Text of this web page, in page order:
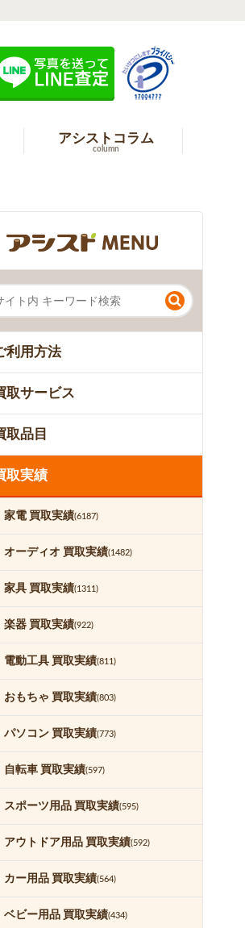
アシストコラム
column
利用方法
取サービス
取品目
取実績
家電 買取実績(6187)
オーディオ 買取実績(1482)
家具 買取実績(1311)
楽器 買取実績(922)
電動工具 買取実績(811)
おもちゃ 買取実績(803)
パソコン 買取実績(773)
自転車 買取実績(597)
スポーツ用品 買取実績(595)
アウトドア用品 買取実績(592)
カー用品 買取実績(564)
ベビー用品 買取実績(434)